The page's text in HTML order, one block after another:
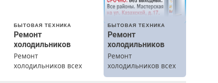
БЫТОВАЯ ТЕХНИКА
Ремонт
холодильников
Ремонт
холодильников всех
БЫТОВАЯ ТЕХНИКА
Ремонт
холодильников
Ремонт
холодильников всех
марок на дому.